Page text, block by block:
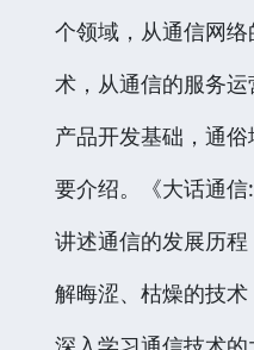
个领域，从通信网
术，从通信的服务
产品开发基础，通
要介绍。《大话通
讲述通信的发展历
解晦涩、枯燥的技